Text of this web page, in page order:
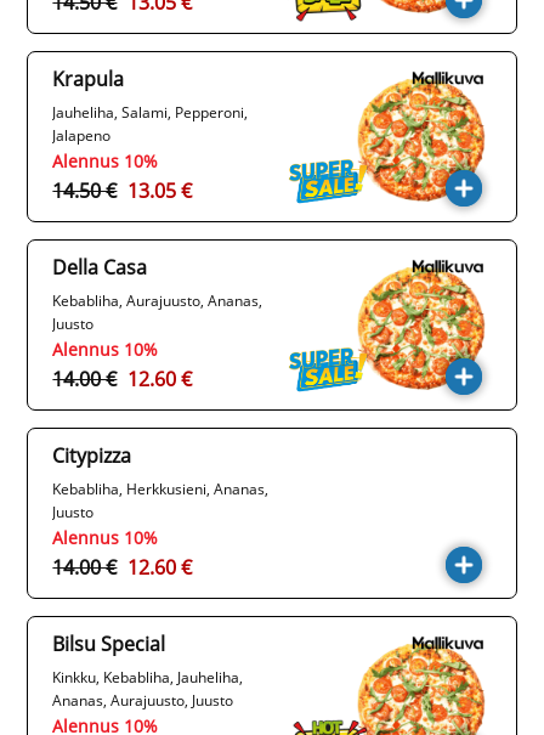
Krapula
Jauheliha, Salami, Pepperoni,
Jalapeno
Alennus 10%
14.50 € 13.05 €
Della Casa
Kebabliha, Aurajuusto, Ananas,
Juusto
Alennus 10%
14.00 € 12.60 €
Citypizza
Kebabliha, Herkkusieni, Ananas,
Juusto
Alennus 10%
14.00 € 12.60 €
Bilsu Special
Kinkku, Kebabliha, Jauheliha,
Ananas, Aurajuusto, Juusto
Alennus 10%